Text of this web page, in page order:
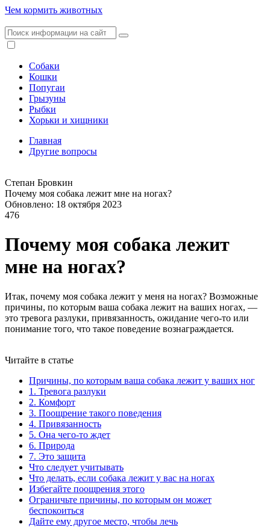
Чем кормить животных
Собаки
Кошки
Попугаи
Грызуны
Рыбки
Хорьки и хищники
Главная
Другие вопросы
Степан Бровкин
Почему моя собака лежит мне на ногах?
Обновлено: 18 октября 2023
476
Почему моя собака лежит
мне на ногах?
Итак, почему моя собака лежит у меня на ногах? Возможные
причины, по которым ваша собака лежит на ваших ногах, —
это тревога разлуки, привязанность, ожидание чего-то или
понимание того, что такое поведение вознаграждается.
Читайте в статье
Причины, по которым ваша собака лежит у ваших ног
1. Тревога разлуки
2. Комфорт
3. Поощрение такого поведения
4. Привязанность
5. Она чего-то ждет
6. Природа
7. Это защита
Что следует учитывать
Что делать, если собака лежит у вас на ногах
Избегайте поощрения этого
Ограничьте причины, по которым он может
беспокоиться
Дайте ему другое место, чтобы лечь